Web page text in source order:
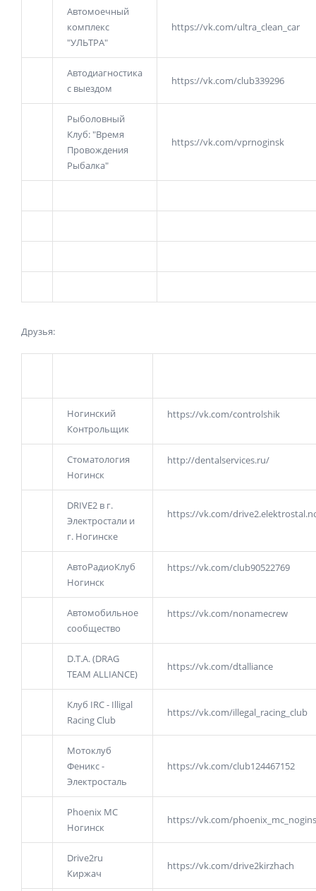
Автомоечный
комплекс
"УЛЬТРА"
https://vk.com/ultra_clean_car
Автодиагностика
с выездом
https://vk.com/club339296
Рыболовный
Клуб: "Время
Провождения
Рыбалка"
https://vk.com/vprnoginsk
Друзья:
Ногинский
Контрольщик
https://vk.com/controlshik
Стоматология
Ногинск
http://dentalservices.ru/
DRIVE2 в г.
Электростали и
г. Ногинске
https://vk.com/
АвтоРадиоКлуб
Ногинск
https://vk.com/club90522769
Автомобильное
сообщество
https://vk.com/nonamecrew
D.T.A. (DRAG
TEAM ALLIANCE)
https://vk.com/dtalliance
Клуб IRC - Illigal
Racing Club
https://vk.com/illegal_racing_club
Мотоклуб
Феникс -
Электросталь
https://vk.com/club124467152
Phoenix MC
Ногинск
https://vk.com/
Drive2ru
Киржач
https://vk.com/drive2kirzhach